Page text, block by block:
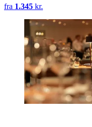
fra 1.345 kr.